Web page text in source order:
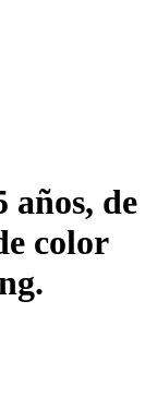
años, de
color